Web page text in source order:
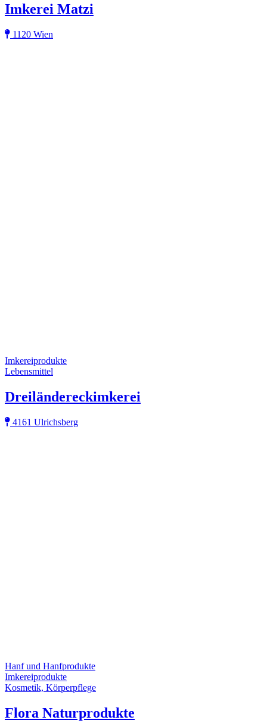
Imkerei Matzi
1120 Wien
Imkereiprodukte
Lebensmittel
Dreiländereckimkerei
4161 Ulrichsberg
Hanf und Hanfprodukte
Imkereiprodukte
Kosmetik, Körperpflege
Flora Naturprodukte